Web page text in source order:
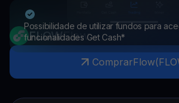
Possibilidade de utilizar fundos para
funcionalidades Get Cash*
FLOWFlow
ComprarFlow(